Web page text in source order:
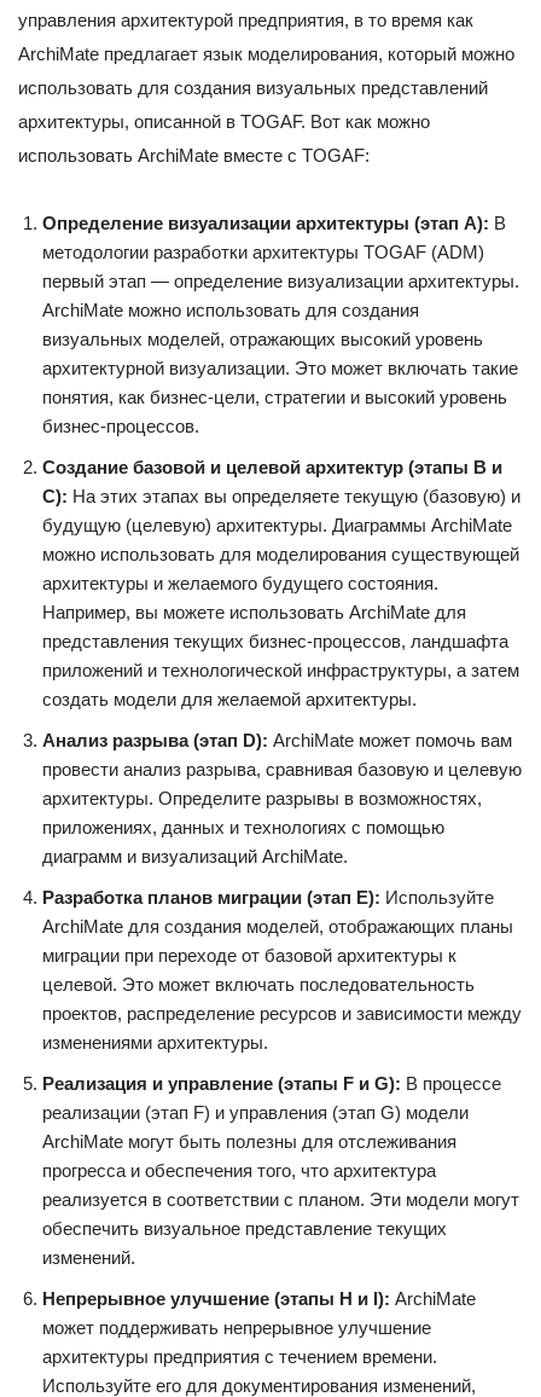
управления архитектурой предприятия, в то время как
ArchiMate предлагает язык моделирования, который можно
использовать для создания визуальных представлений
архитектуры, описанной в TOGAF. Вот как можно
использовать ArchiMate вместе с TOGAF:
Определение визуализации архитектуры (этап А): В
методологии разработки архитектуры TOGAF (ADM)
первый этап — определение визуализации архитектуры.
ArchiMate можно использовать для создания
визуальных моделей, отражающих высокий уровень
архитектурной визуализации. Это может включать такие
понятия, как бизнес-цели, стратегии и высокий уровень
бизнес-процессов.
Создание базовой и целевой архитектур (этапы B и
C): На этих этапах вы определяете текущую (базовую) и
будущую (целевую) архитектуры. Диаграммы ArchiMate
можно использовать для моделирования существующей
архитектуры и желаемого будущего состояния.
Например, вы можете использовать ArchiMate для
представления текущих бизнес-процессов, ландшафта
приложений и технологической инфраструктуры, а затем
создать модели для желаемой архитектуры.
Анализ разрыва (этап D): ArchiMate может помочь вам
провести анализ разрыва, сравнивая базовую и целевую
архитектуры. Определите разрывы в возможностях,
приложениях, данных и технологиях с помощью
диаграмм и визуализаций ArchiMate.
Разработка планов миграции (этап E): Используйте
ArchiMate для создания моделей, отображающих планы
миграции при переходе от базовой архитектуры к
целевой. Это может включать последовательность
проектов, распределение ресурсов и зависимости между
изменениями архитектуры.
Реализация и управление (этапы F и G): В процессе
реализации (этап F) и управления (этап G) модели
ArchiMate могут быть полезны для отслеживания
прогресса и обеспечения того, что архитектура
реализуется в соответствии с планом. Эти модели могут
обеспечить визуальное представление текущих
изменений.
Непрерывное улучшение (этапы H и I): ArchiMate
может поддерживать непрерывное улучшение
архитектуры предприятия с течением времени.
Используйте его для документирования изменений,